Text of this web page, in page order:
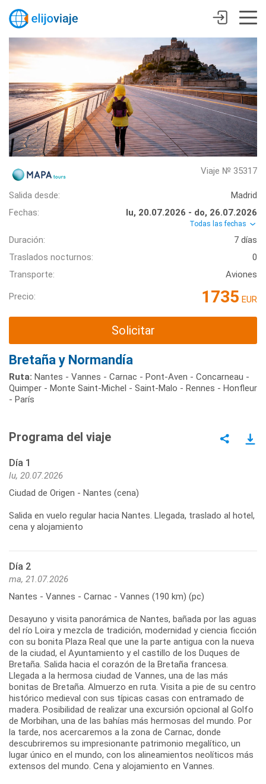
Viaje № 35317
Salida desde:
Madrid
Fechas:
lu, 20.07.2026 - do, 26.07.2026
Todas las fechas
Duración:
7 días
Traslados nocturnos:
0
Transporte:
Aviones
Precio: 1735 EUR
Solicitar
Bretaña y Normandía
Ruta: Nantes - Vannes - Carnac - Pont-Aven - Concarneau -
Quimper - Monte Saint-Michel - Saint-Malo - Rennes - Honfleur
- París
Programa del viaje
Día 1
lu, 20.07.2026
Ciudad de Origen - Nantes (cena)
Salida en vuelo regular hacia Nantes. Llegada, traslado al hotel,
Día 2
ma, 21.07.2026
Nantes - Vannes - Carnac - Vannes (190 km) (pc)
Desayuno y visita panorámica de Nantes, bañada por las aguas
del río Loira y mezcla de tradición, modernidad y ciencia ficción
con su bonita Plaza Real que une la parte antigua con la nueva
de la ciudad, el Ayuntamiento y el castillo de los Duques de
Bretaña. Salida hacia el corazón de la Bretaña francesa.
Llegada a la hermosa ciudad de Vannes, una de las más
bonitas de Bretaña. Almuerzo en ruta. Visita a pie de su centro
histórico medieval con sus típicas casas con entramado de
madera. Posibilidad de realizar una excursión opcional al Golfo
de Morbihan, una de las bahías más hermosas del mundo. Por
la tarde, nos acercaremos a la zona de Carnac, donde
descubriremos su impresionante patrimonio megalítico, un
lugar único en el mundo, con los alineamientos neolíticos más